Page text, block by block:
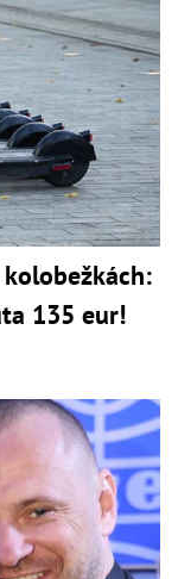
135 eur!